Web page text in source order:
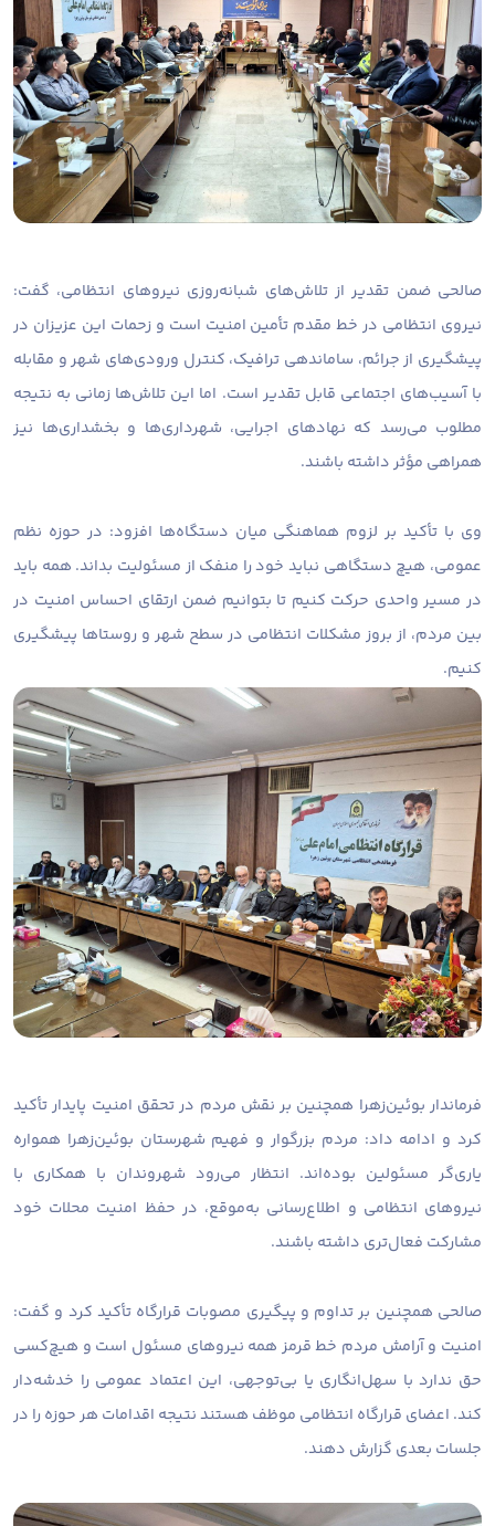
صالحی ضمن تقدیر از تلاش‌های شبانه‌روزی نیروهای انتظامی، گفت:
نیروی انتظامی در خط مقدم تأمین امنیت است و زحمات این عزیزان در
پیشگیری از جرائم، ساماندهی ترافیک، کنترل ورودی‌های شهر و مقابله
با آسیب‌های اجتماعی قابل تقدیر است. اما این تلاش‌ها زمانی به نتیجه
مطلوب می‌رسد که نهادهای اجرایی، شهرداری‌ها و بخشداری‌ها نیز
همراهی مؤثر داشته باشند.
وی با تأکید بر لزوم هماهنگی میان دستگاه‌ها افزود: در حوزه نظم
عمومی، هیچ دستگاهی نباید خود را منفک از مسئولیت بداند. همه باید
در مسیر واحدی حرکت کنیم تا بتوانیم ضمن ارتقای احساس امنیت در
بین مردم، از بروز مشکلات انتظامی در سطح شهر و روستاها پیشگیری
کنیم.
فرماندار بوئین‌زهرا همچنین بر نقش مردم در تحقق امنیت پایدار تأکید
کرد و ادامه داد: مردم بزرگوار و فهیم شهرستان بوئین‌زهرا همواره
یاری‌گر مسئولین بوده‌اند. انتظار می‌رود شهروندان با همکاری با
نیروهای انتظامی و اطلاع‌رسانی به‌موقع، در حفظ امنیت محلات خود
مشارکت فعال‌تری داشته باشند.
صالحی همچنین بر تداوم و پیگیری مصوبات قرارگاه تأکید کرد و گفت:
امنیت و آرامش مردم خط قرمز همه نیروهای مسئول است و هیچ‌کسی
حق ندارد با سهل‌انگاری یا بی‌توجهی، این اعتماد عمومی را خدشه‌دار
کند. اعضای قرارگاه انتظامی موظف هستند نتیجه اقدامات هر حوزه را در
جلسات بعدی گزارش دهند.